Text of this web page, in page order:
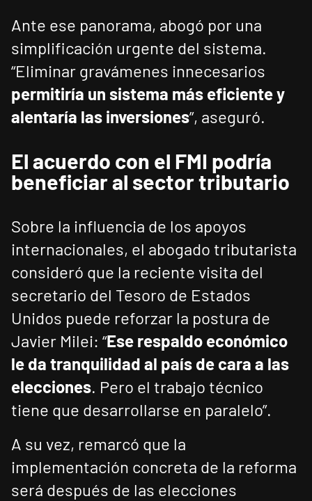
Ante ese panorama, abogó por una
simplificación urgente del sistema.
“Eliminar gravámenes innecesarios
permitiría un sistema más eficiente y
alentaría las inversiones”, aseguró.
El acuerdo con el FMI podría
beneficiar al sector tributario
Sobre la influencia de los apoyos
internacionales, el abogado tributarista
consideró que la reciente visita del
secretario del Tesoro de Estados
Unidos puede reforzar la postura de
Javier Milei: “Ese respaldo económico
le da tranquilidad al país de cara a las
elecciones. Pero el trabajo técnico
tiene que desarrollarse en paralelo”.
A su vez, remarcó que la
implementación concreta de la reforma
será después de las elecciones